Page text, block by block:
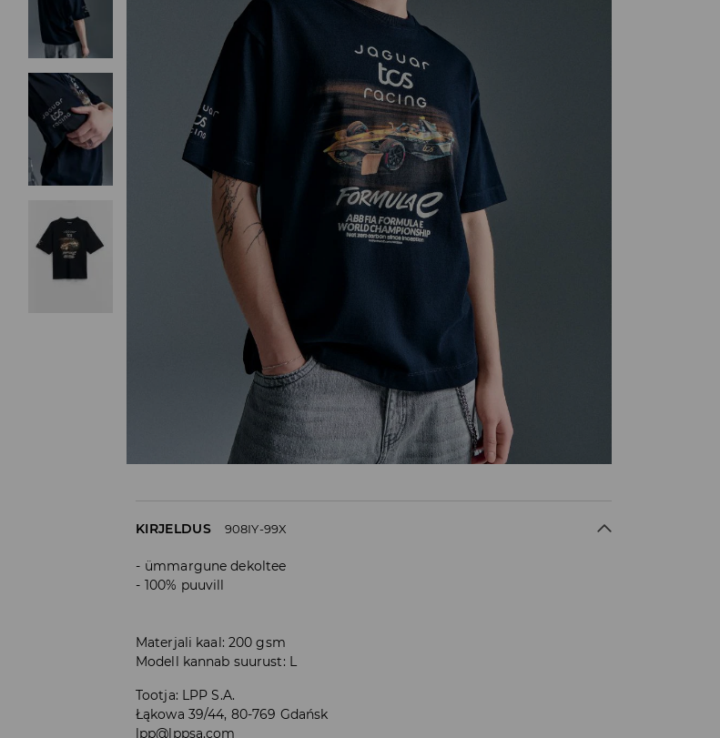
KIRJELDUS 908IY-99X
ümmargune dekoltee
100% puuvill
Materjali kaal: 200 gsm
Modell kannab suurust: L
Tootja: LPP S.A.
Łąkowa 39/44, 80-769 Gdańsk
lpp@lppsa.com